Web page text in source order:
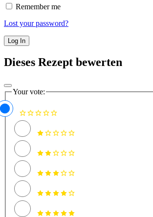
Remember me
Lost your password?
Dieses Rezept bewerten
Your vote: